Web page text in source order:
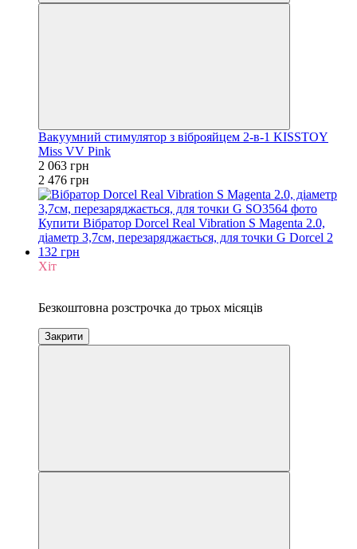
Вакуумний стимулятор з віброяйцем 2-в-1 KISSTOY
Miss VV Pink
2 063 грн
2 476 грн
Хіт
Безкоштовна розстрочка до трьох місяців
Закрити